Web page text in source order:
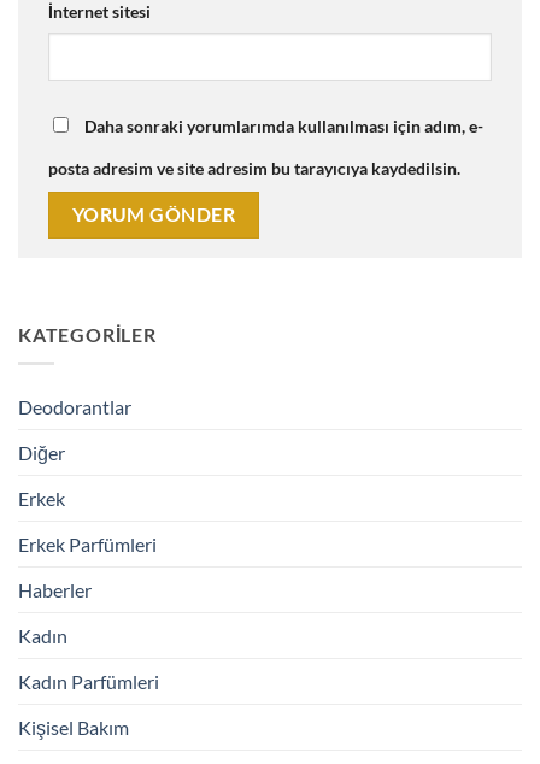
İnternet sitesi
Daha sonraki yorumlarımda kullanılması için adım, e-
posta adresim ve site adresim bu tarayıcıya kaydedilsin.
KATEGORILER
Deodorantlar
Diğer
Erkek
Erkek Parfümleri
Haberler
Kadın
Kadın Parfümleri
Kişisel Bakım